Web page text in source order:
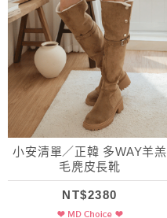
小安清單／正韓 多WAY羊羔
毛麂皮長靴
NT$2380